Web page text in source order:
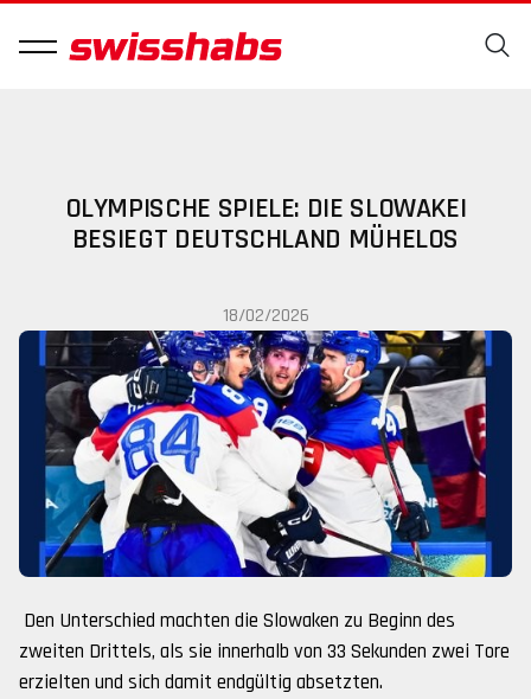
OLYMPISCHE SPIELE: DIE SLOWAKEI
BESIEGT DEUTSCHLAND MÜHELOS
18/02/2026
Den Unterschied machten die Slowaken zu Beginn des
zweiten Drittels, als sie innerhalb von 33 Sekunden zwei Tore
erzielten und sich damit endgültig absetzten.